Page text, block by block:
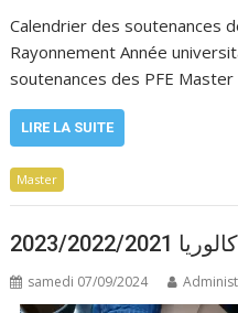
Calendrier des soutenances
Rayonnement Année
soutenances des PFE
LIRE LA SUITE
Master
2021
samedi 07/09/2024